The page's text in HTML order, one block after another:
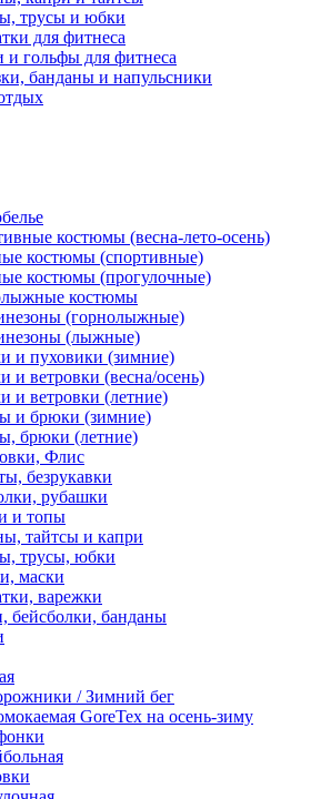
трусы и юбки
для фитнеса
и гольфы для фитнеса
банданы и напульсники
костюмы (весна-лето-осень)
костюмы (спортивные)
костюмы (прогулочные)
костюмы
(горнолыжные)
(лыжные)
и пуховики (зимние)
и ветровки (весна/осень)
и ветровки (летние)
и брюки (зимние)
брюки (летние)
Флис
безрукавки
рубашки
и топы
тайтсы и капри
трусы, юбки
маски
варежки
бейсболки, банданы
/ Зимний бег
GoreTex на осень-зиму